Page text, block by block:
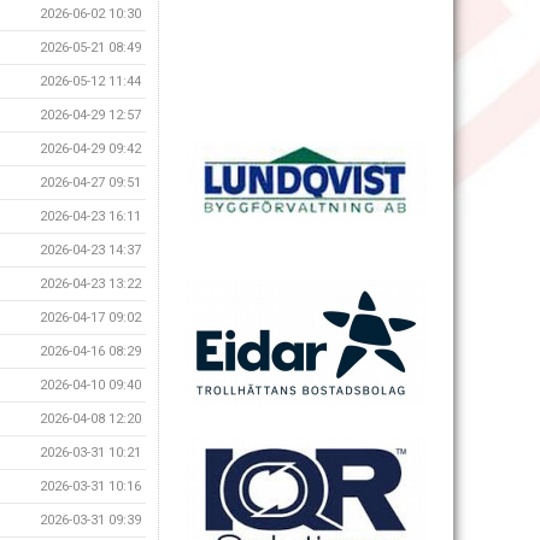
2026-06-02 10:30
2026-05-21 08:49
2026-05-12 11:44
2026-04-29 12:57
2026-04-29 09:42
2026-04-27 09:51
2026-04-23 16:11
2026-04-23 14:37
2026-04-23 13:22
2026-04-17 09:02
2026-04-16 08:29
2026-04-10 09:40
2026-04-08 12:20
2026-03-31 10:21
2026-03-31 10:16
2026-03-31 09:39